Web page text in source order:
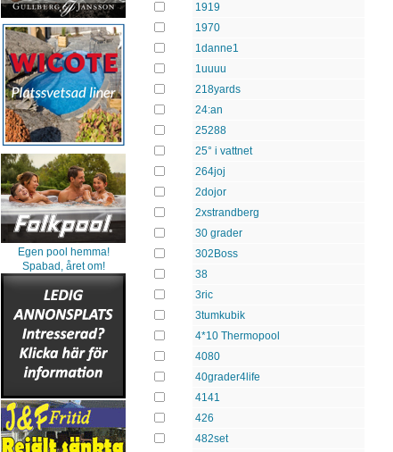
Egen pool hemma!
Spabad, året om!
1919
1970
1danne1
1uuuu
218yards
24:an
25288
25° i vattnet
264joj
2dojor
2xstrandberg
30 grader
302Boss
38
3ric
3tumkubik
4*10 Thermopool
4080
40grader4life
4141
426
482set